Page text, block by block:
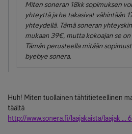
Miten soneran 18kk sopimuksen
yhteyttä ja he takasivat vähintään
yhteydellä. Tämä soneran
mukaan 39€, mutta kokoajan se
Tämän perusteella mitään
byebye sonera.
Huh! Miten tuollainen tähtitieteellinen
täältä
http://www.sonera.fi/laajakaista/laajak ...